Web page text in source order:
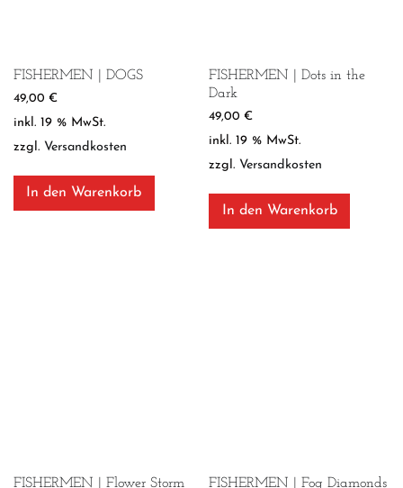
FISHERMEN | DOGS
49,00 €
inkl. 19 % MwSt.
zzgl. Versandkosten
In den Warenkorb
FISHERMEN | Dots in the
Dark
49,00€
inkl. 19 % MwSt.
zzgl. Versandkosten
In den Warenkorb
FISHERMEN | Flower Storm FISHERMEN | Fog Diamonds